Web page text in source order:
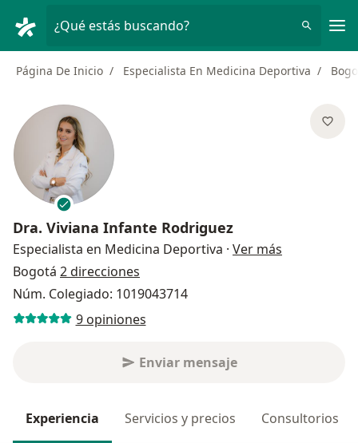
¿Qué estás buscando?
Página De Inicio Especialista En Medicina Deportiva
Dra. Viviana Infante Rodriguez
Especialista en Medicina Deportiva · Ver más
Bogotá 2 direcciones
Núm. Colegiado: 1019043714
9 opiniones
Enviar mensaje
Experiencia Servicios y precios Consultorios